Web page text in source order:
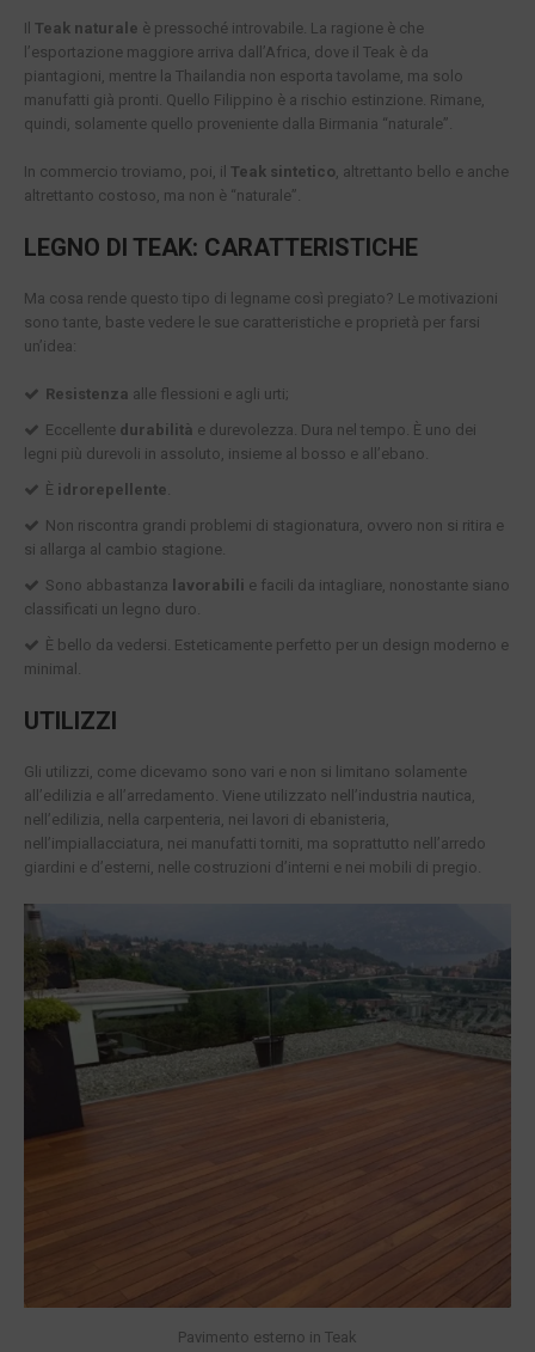
Il Teak naturale è pressoché introvabile. La ragione è che
l’esportazione maggiore arriva dall’Africa, dove il Teak è da
piantagioni, mentre la Thailandia non esporta tavolame, ma solo
manufatti già pronti. Quello Filippino è a rischio estinzione. Rimane,
quindi, solamente quello proveniente dalla Birmania “naturale”.
In commercio troviamo, poi, il Teak sintetico, altrettanto bello e anche
altrettanto costoso, ma non è “naturale”.
LEGNO DI TEAK: CARATTERISTICHE
Ma cosa rende questo tipo di legname così pregiato? Le motivazioni
sono tante, baste vedere le sue caratteristiche e proprietà per farsi
un’idea:
Resistenza alle flessioni e agli urti;
Eccellente durabilità e durevolezza. Dura nel tempo. È uno dei
legni più durevoli in assoluto, insieme al bosso e all’ebano.
È idrorepellente.
Non riscontra grandi problemi di stagionatura, ovvero non si ritira e
si allarga al cambio stagione.
Sono abbastanza lavorabili e facili da intagliare, nonostante siano
classificati un legno duro.
È bello da vedersi. Esteticamente perfetto per un design moderno e
minimal.
UTILIZZI
Gli utilizzi, come dicevamo sono vari e non si limitano solamente
all’edilizia e all’arredamento. Viene utilizzato nell’industria nautica,
nell’edilizia, nella carpenteria, nei lavori di ebanisteria,
nell’impiallacciatura, nei manufatti torniti, ma soprattutto nell’arredo
giardini e d’esterni, nelle costruzioni d’interni e nei mobili di pregio.
Pavimento esterno in Teak